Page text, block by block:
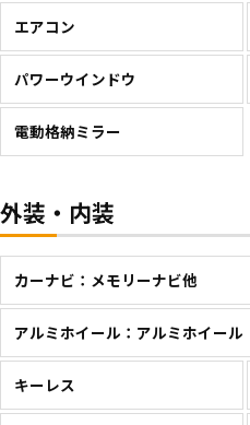
エアコン
パワーウインドウ
電動格納ミラー
外装・内装
カーナビ：メモリーナビ他
アルミホイール：アルミホイール
キーレス